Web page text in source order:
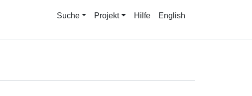
Suche Projekt Hilfe English